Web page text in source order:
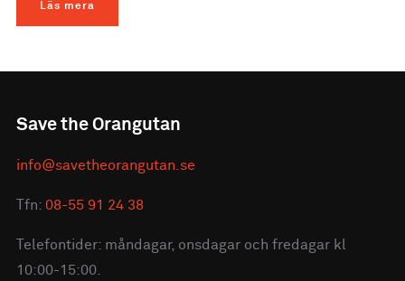
Läs mera
Save the Orangutan
info@savetheorangutan.se
Tfn: 08-55 91 24 38
Telefontider: måndagar, onsdagar och fredagar kl
10:00-15:00.